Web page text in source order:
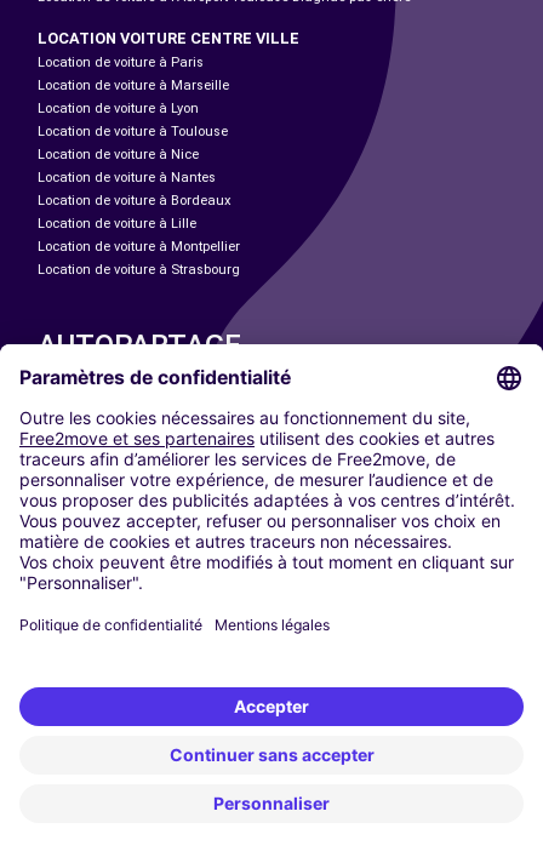
LOCATION VOITURE CENTRE VILLE
Location de voiture à Paris
Location de voiture à Marseille
Location de voiture à Lyon
Location de voiture à Toulouse
Location de voiture à Nice
Location de voiture à Nantes
Location de voiture à Bordeaux
Location de voiture à Lille
Location de voiture à Montpellier
Location de voiture à Strasbourg
AUTOPARTAGE
Paris
Madrid
Washington DC
Milan
Rome
Turin
Vienne
Berlin
Düsseldorf